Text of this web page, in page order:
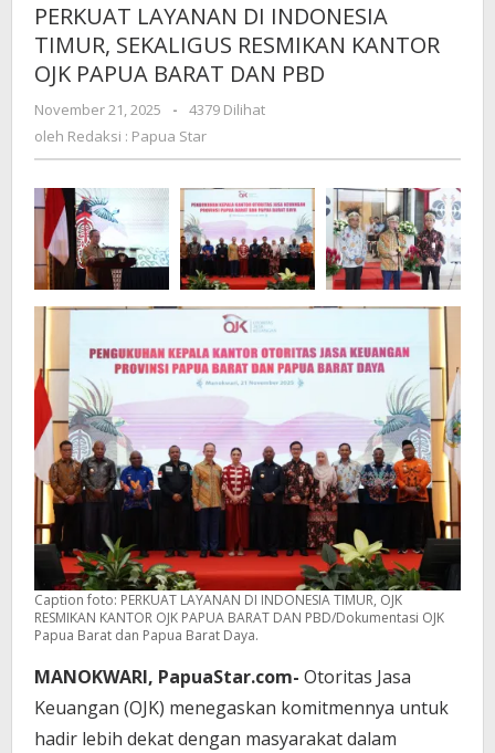
INDONESIA
TIMUR,
SEKALIGUS
PAPUA
BARAT
DAN
PBD
PERKUAT LAYANAN DI INDONESIA
TIMUR, SEKALIGUS RESMIKAN KANTOR
OJK PAPUA BARAT DAN PBD
November 21, 2025
oleh
Redaksi
Star
-
4379 Dilihat
oleh Redaksi : Papua Star
Caption foto: PERKUAT LAYANAN DI INDONESIA TIMUR, OJK
RESMIKAN KANTOR OJK PAPUA BARAT DAN PBD/Dokumentasi OJK
Papua Barat dan Papua Barat Daya.
MANOKWARI, PapuaStar.com- Otoritas Jasa
Keuangan (OJK) menegaskan komitmennya untuk
hadir lebih dekat dengan masyarakat dalam